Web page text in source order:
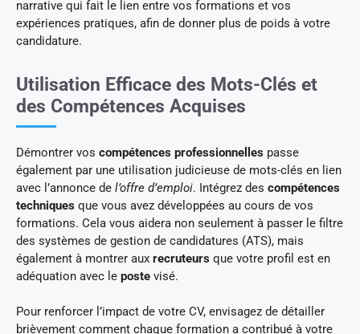
narrative qui fait le lien entre vos formations et vos
expériences pratiques, afin de donner plus de poids à votre
candidature.
Utilisation Efficace des Mots-Clés et
des Compétences Acquises
Démontrer vos compétences professionnelles passe
également par une utilisation judicieuse de mots-clés en lien
avec l’annonce de l’offre d’emploi. Intégrez des compétences
techniques que vous avez développées au cours de vos
formations. Cela vous aidera non seulement à passer le filtre
des systèmes de gestion de candidatures (ATS), mais
également à montrer aux recruteurs que votre profil est en
adéquation avec le poste visé.
Pour renforcer l’impact de votre CV, envisagez de détailler
brièvement comment chaque formation a contribué à votre